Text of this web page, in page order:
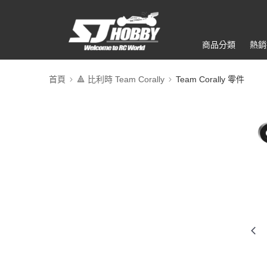
商品分類 熱
首頁 🔺 比利時 Team Corally Team Corally 零件